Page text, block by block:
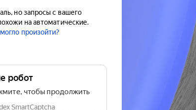
но запросы с вашего
на автоматические.
произойти?